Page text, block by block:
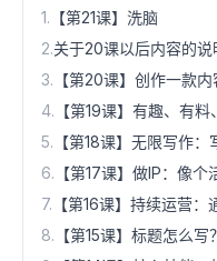
1. 【第21课】洗脑
2.关于20课以后内容的说
3. 【第20课】创作一款
4. 【第19课】有趣、有料
5. 【第18课】无限写作
6. 【第17课】做IP：像个
7. 【第16课】持续运营
8. 【第15课】标题怎么写？